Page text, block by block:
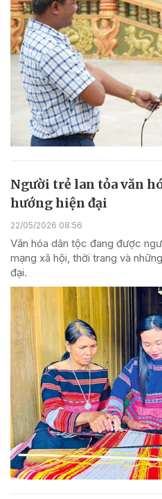
Người trẻ lan tỏa văn
hướng hiện đại
22/05/2026 08:56
Văn hóa dân tộc đang được
mạng xã hội, thời trang và
đại.